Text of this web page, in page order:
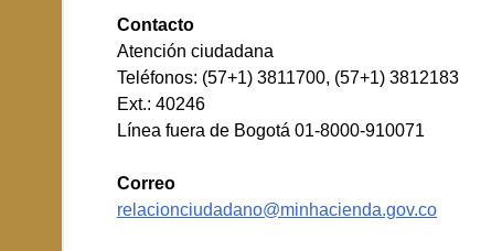
Contacto
Atención ciudadana
Teléfonos: (57+1) 3811700, (57+1) 3812183
Ext.: 40246
Línea fuera de Bogotá 01-8000-910071
Correo
relacionciudadano@minhacienda.gov.co